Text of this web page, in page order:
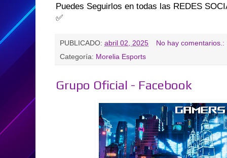
Puedes Seguirlos en todas las REDES
✅
PUBLICADO: abril 02, 2025
No hay comentarios.:
Categoría: Morelia Esports
Grupo Oficial - Facebook